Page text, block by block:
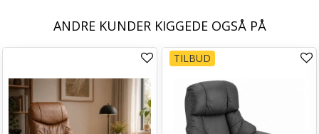
ANDRE KUNDER KIGGEDE OGSÅ PÅ
TILBUD